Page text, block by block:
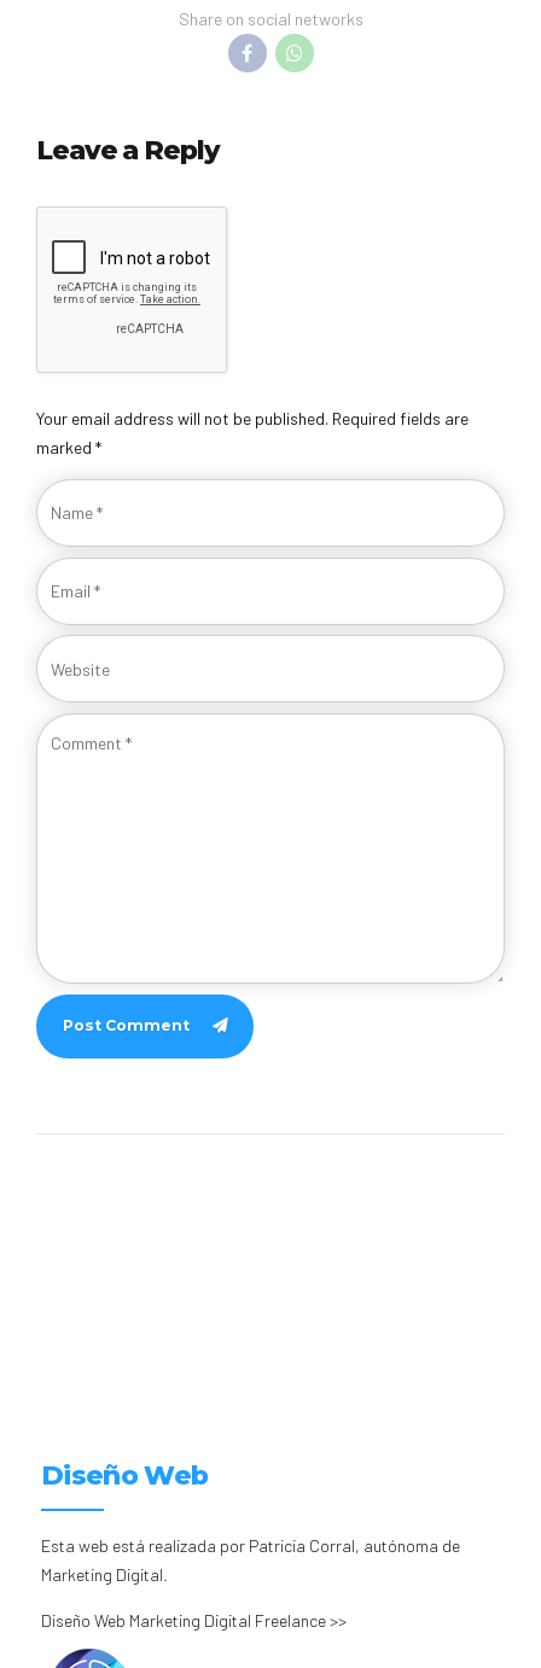
Share on social networks
Leave a Reply
Your email address will not be published. Required fields are
marked *
Post Comment
Diseño Web
Esta web está realizada por Patricia Corral, autónoma de
Marketing Digital.
Diseño Web Marketing Digital Freelance >>